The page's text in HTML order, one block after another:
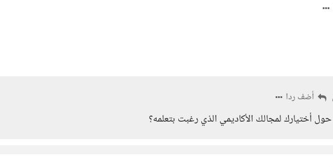
أضف ردا
أختيارك لمجالك الأكاديمي الذي رغبت بتعلمه؟